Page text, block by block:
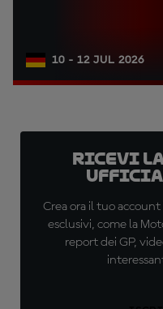
10 - 12 JUL 2026
Ricevi
Crea ora il tuo
esclusivi, come la
report dei GP,